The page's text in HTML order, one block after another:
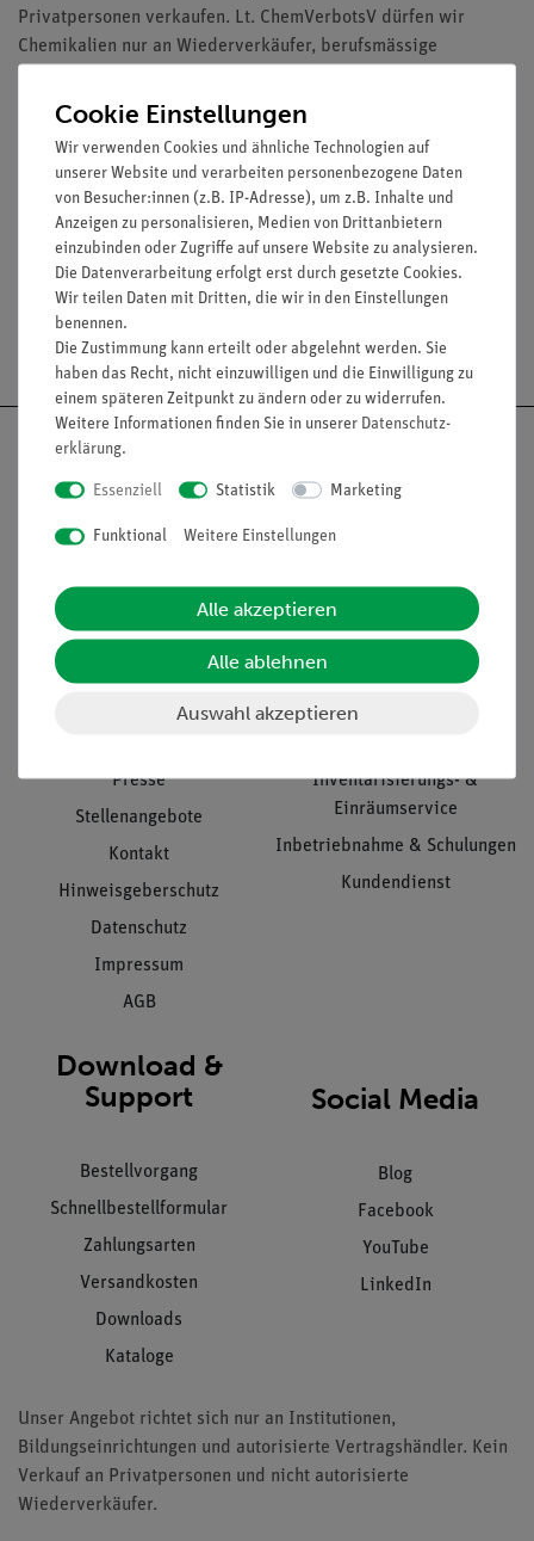
Privatpersonen verkaufen. Lt. ChemVerbotsV dürfen wir
Chemikalien nur an Wiederverkäufer, berufsmässige
Lehranstalten abgeben.
Media / Downloads
Versandkostenfrei ab 300,- €
Informationen
Unternehmen
Presse
Stellenangebote
Kontakt
Hinweisgeberschutz
Datenschutz
Impressum
AGB
Service
Übersicht Service
Inventarisierungs- &
Einräumservice
Inbetriebnahme & Schulungen
Kundendienst
Download &
Support
Bestellvorgang
Schnellbestellformular
Zahlungsarten
Versandkosten
Downloads
Kataloge
Social Media
Blog
Facebook
YouTube
LinkedIn
Unser Angebot richtet sich nur an Institutionen,
Bildungseinrichtungen und autorisierte Vertragshändler. Kein
Verkauf an Privatpersonen und nicht autorisierte
Wiederverkäufer.
Cookie Einstellungen
Wir verwenden Cookies und ähnliche Technologien auf
unserer Website und verarbeiten personenbezogene Daten
von Besucher:innen (z.B. IP-Adresse), um z.B. Inhalte und
Anzeigen zu personalisieren, Medien von Drittanbietern
einzubinden oder Zugriffe auf unsere Website zu analysieren.
Die Datenverarbeitung erfolgt erst durch gesetzte Cookies.
Wir teilen Daten mit Dritten, die wir in den Einstellungen
benennen.
Die Zustimmung kann erteilt oder abgelehnt werden. Sie
haben das Recht, nicht einzuwilligen und die Einwilligung zu
einem späteren Zeitpunkt zu ändern oder zu widerrufen.
Weitere Informationen finden Sie in unserer Daten­schutz­
erklärung.
Essenziell Statistik Marketing
Funktional Weitere Einstellungen
Alle akzeptieren
Alle ablehnen
Auswahl akzeptieren